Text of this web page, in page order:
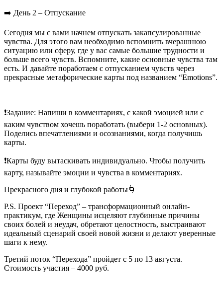
➡️ День 2 – Отпускание
Сегодня мы с вами начнем отпускать закапсулированные
чувства. Для этого вам необходимо вспомнить вчерашнюю
ситуацию или сферу, где у вас самые большие трудности и
больше всего чувств. Вспомните, какие основные чувства там
есть. И давайте поработаем с отпусканием чувств через
прекрасные метафорические карты под названием “Emotions”.
❗Задание: Напиши в комментариях, с какой эмоцией или с
каким чувством хочешь поработать (выбери 1-2 основных).
Поделись впечатлениями и осознаниями, когда получишь
карты.
❗Карты буду вытаскивать индивидуально. Чтобы получить
карту, называйте эмоции и чувства в комментариях.
Прекрасного дня и глубокой работы🌀
P.S. Проект “Переход” – трансформационный онлайн-
практикум, где Женщины исцеляют глубинные причины
своих болей и неудач, обретают целостность, выстраивают
идеальный сценарий своей новой жизни и делают уверенные
шаги к нему.
Третий поток “Перехода” пройдет с 5 по 13 августа.
Стоимость участия – 4000 руб.